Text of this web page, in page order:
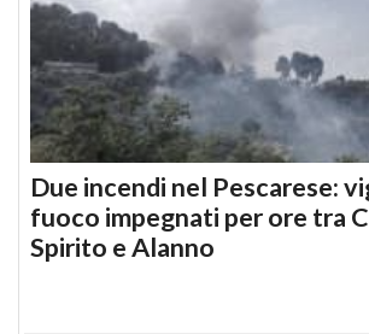
Due incendi nel Pescarese:
fuoco impegnati per ore tra
Spirito e Alanno